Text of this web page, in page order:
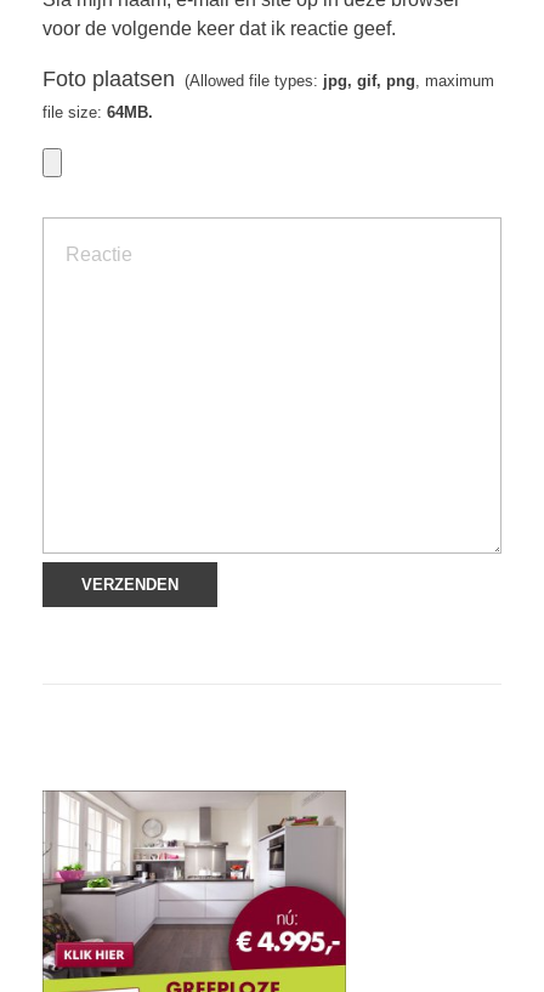
voor de volgende keer dat ik reactie geef.
Foto plaatsen (Allowed file types: jpg, gif, png, maximum
file size: 64MB.